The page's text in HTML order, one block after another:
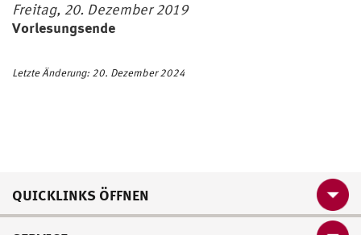
Freitag, 20. Dezember 2019
Vorlesungsende
Letzte Änderung: 20. Dezember 2024
QUICKLINKS ÖFFNEN